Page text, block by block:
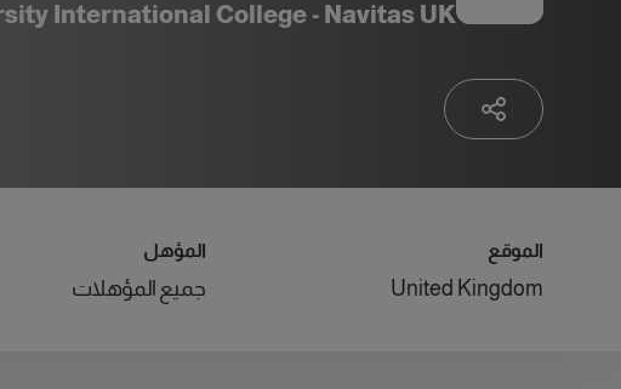
International College - Navitas UK
الموقع
United Kingdom
المؤهل
جميع المؤهلات